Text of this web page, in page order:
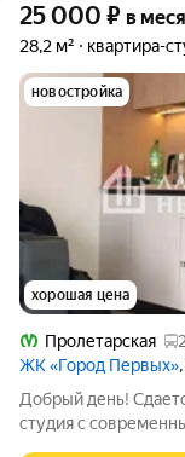
25 000 ₽ в
28,2 м² квартира-
новостройка
хорошая цена
Пролетарская
ЖК «Город Первых»
Добрый день!
студия с